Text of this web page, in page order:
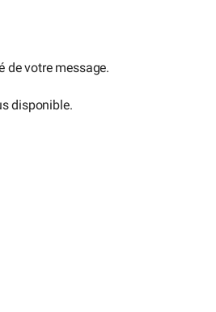
de votre message.
disponible.